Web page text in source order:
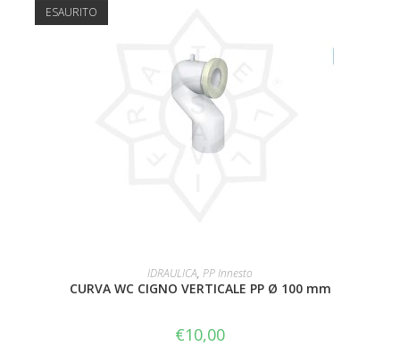
ESAURITO
LEGGI TUTTO
IDRAULICA, PP Innesto
CURVA WC CIGNO VERTICALE PP Ø 100 mm
€10,00